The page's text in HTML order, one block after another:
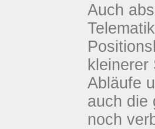
Auch
kleinerer
Abläufe
auch die
noch